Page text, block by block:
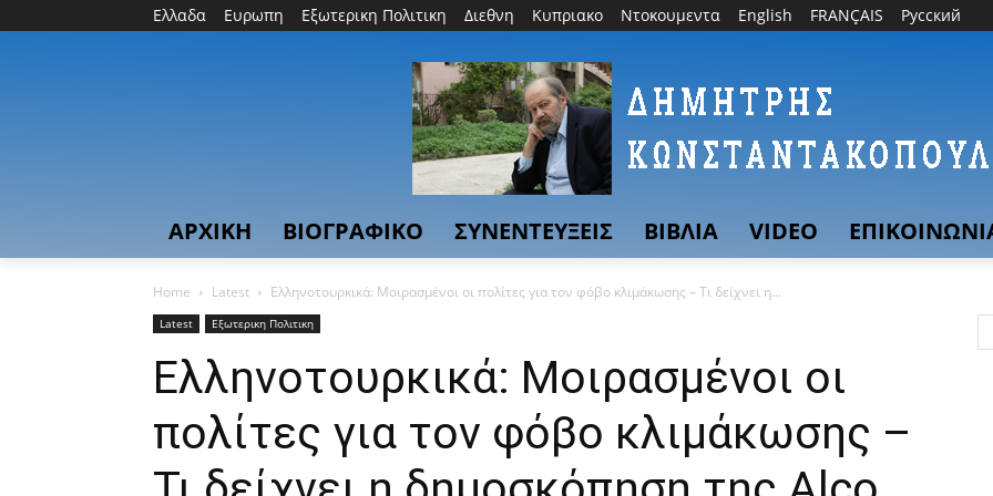
Ελλαδα Ευρωπη Εξωτερικη Πολιτικη Διεθνη Κυπριακο Ντοκουμεντα English FRANÇAIS Русский
ΑΡΧΙΚΗ ΒΙΟΓΡΑΦΙΚΟ ΣΥΝΕΝΤΕΥΞΕΙΣ ΒΙΒΛΙΑ VIDEO
Home Latest Ελληνοτουρκικά: Μοιρασμένοι οι πολίτες για τον φόβο κλιμάκωσης – Τι δείχνει η...
Latest Εξωτερικη Πολιτικη
Ελληνοτουρκικά: Μοιρασμένοι οι
πολίτες για τον φόβο κλιμάκωσης –